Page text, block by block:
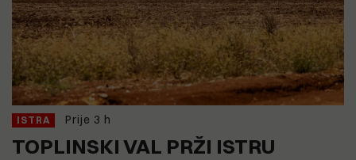
ISTRA Prije 3 h
TOPLINSKI VAL PRŽI ISTRU